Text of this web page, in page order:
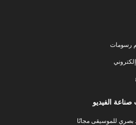
رسومات
صناعة الفيديو
بصري للموسيقى مجانًا